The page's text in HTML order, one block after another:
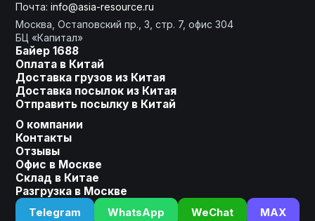
Готовы получить расчет?
Ваше имя
Номер телефона
Оставьте заявку, мы сделаем
для Вас индивидуальное
предложение!
Почта: info@asia-resource.ru
Москва, Остаповский пр., 3, стр. 7, офис 304
БЦ «Капитал»
Байер 1688
Оплата в Китай
Доставка грузов из Китая
Доставка посылок из Китая
Отправить посылку в Китай
О компании
Контакты
Отзывы
Офис в Москве
Склад в Китае
Разгрузка в Москве
Telegram
WhatsApp WeChat MAX